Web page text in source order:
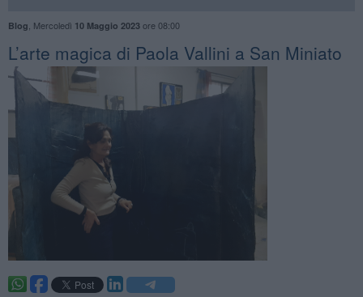
Blog Mercoledì 10 Maggio 2023ore 08:00
​L’arte magica di Paola Vallini a San Miniato